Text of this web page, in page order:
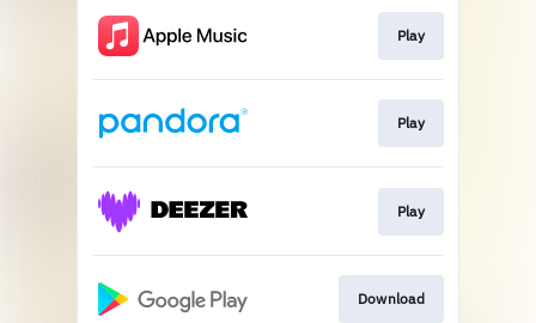
Play
Play
Play
Download